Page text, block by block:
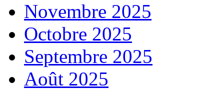
Novembre 2025
Octobre 2025
Septembre 2025
Août 2025